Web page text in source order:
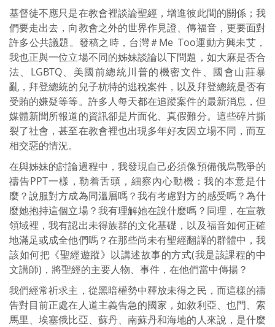
基督徒不應只是在教會裡談論聖經，增進彼此間的關係；我
們要走出去，向教會之外的世界作見證、傳福音，更要面對
許多公共議題。發稿之時，台灣＃Me Too運動方興未艾，
我也正與一位立場不同的姊妹談論以下問題，如大麻是否合
法、LGBTQ、美國前總統川普的機密文件、國會山莊暴
亂，拜登總統的兒子杭特的逃稅案件，以及拜登總統是否有
受賄的嫌疑等等。許多人每天都在追蹤案件的最新消息，但
媒體新聞所報道的資訊卻是片面化、真假難分。這些碎片撕
裂了社會，甚至在教會裡也出現多年好友因立場不同，而互
相交惡的情況。
在與姊妹的討論過程中，我發現自己必須像預備俄烏戰爭的
禱告PPT一樣，勒着舌頭，細察內心動機：我的本意是什
麼？說服對方成為同溫層嗎？我有考慮對方的感受嗎？為什
麼她抱持這個立場？我有理解她在說什麼嗎？同理，在宣教
領域裡，我有認出未得族群的文化基礎，以及福音如何正確
地滿足或成全他們嗎？在那些尚未有聖經翻譯的群體中，我
該如何把《聖經遊蹤》以講述故事的方式(我是該課程的中
文講師)，將聖經的主要人物、事件，在他們當中傳揚？
我們經常祈求主，從黑暗權勢中釋放未得之民，而這樣的禱
告對目前正處在人道主義告急的國家，如敘利亞、也門、索
馬里、埃塞俄比亞、蘇丹、南蘇丹和海地的人來說，是什麼